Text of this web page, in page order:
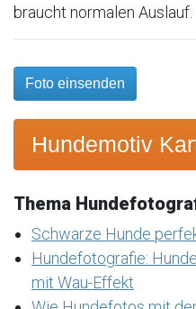
braucht normalen Auslauf.
Foto einsenden
Hundemotiv
Thema
Schwarze Hunde
Hundefotografie:
mit Wau-Effekt